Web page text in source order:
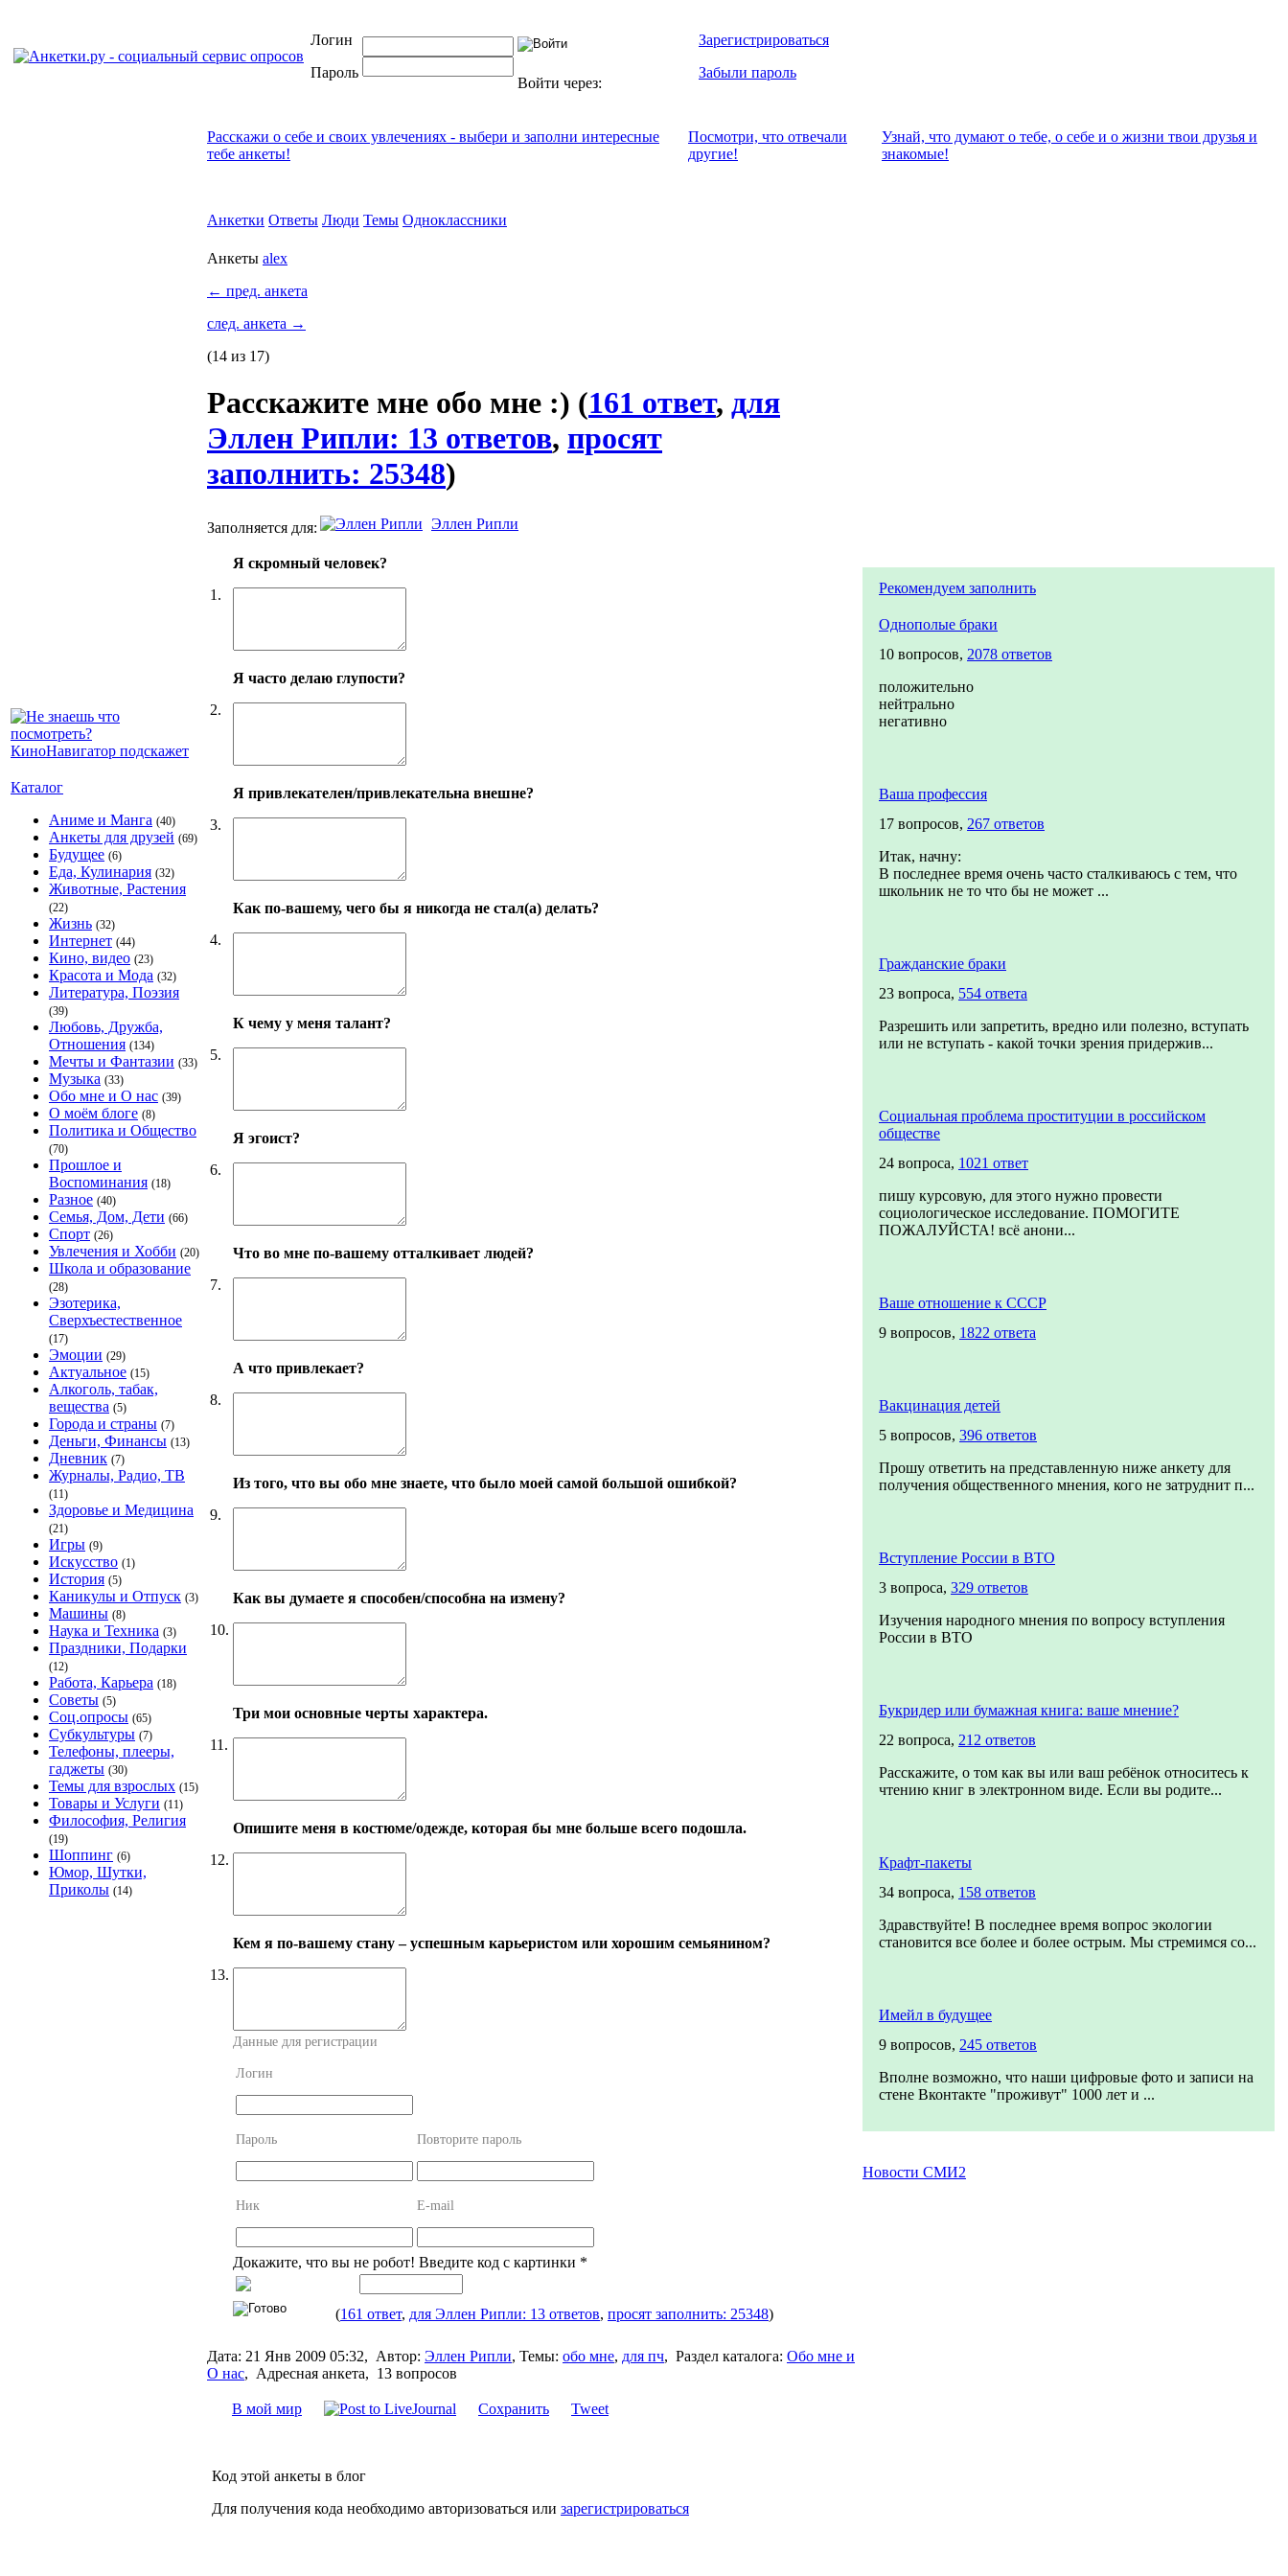
Логин
Пароль
Войти через:
Зарегистрироваться
Забыли пароль
Каталог
Аниме и Манга (40)
Анкеты для друзей (69)
Будущее (6)
Еда, Кулинария (32)
Животные, Растения
(22)
Жизнь (32)
Интернет (44)
Кино, видео (23)
Красота и Мода (32)
Литература, Поэзия
(39)
Любовь, Дружба,
Отношения (134)
Мечты и Фантазии (33)
Музыка (33)
Обо мне и О нас (39)
О моём блоге (8)
Политика и Общество
(70)
Прошлое и
Воспоминания (18)
Разное (40)
Семья, Дом, Дети (66)
Спорт (26)
Увлечения и Хобби (20)
Школа и образование
(28)
Эзотерика,
Сверхъестественное
(17)
Эмоции (29)
Актуальное (15)
Алкоголь, табак,
вещества (5)
Города и страны (7)
Деньги, Финансы (13)
Дневник (7)
Журналы, Радио, ТВ
(11)
Здоровье и Медицина
(21)
Игры (9)
Искусство (1)
История (5)
Каникулы и Отпуск (3)
Машины (8)
Наука и Техника (3)
Праздники, Подарки
(12)
Работа, Карьера (18)
Советы (5)
Соц.опросы (65)
Субкультуры (7)
Телефоны, плееры,
гаджеты (30)
Темы для взрослых (15)
Товары и Услуги (11)
Философия, Религия
(19)
Шоппинг (6)
Юмор, Шутки,
Приколы (14)
Расскажи о себе и своих увлечениях - выбери и заполни интересные
тебе анкеты!
Посмотри, что отвeчали
другие!
Узнай, что думают о тебе, о себе и о жизни твои друзья и
знакомые!
Анкетки Ответы Люди Темы Одноклассники
Анкеты alex
← пред. анкета
след. анкета →
(14 из 17)
Расскажите мне обо мне :) (161 ответ, для
Эллен Рипли: 13 ответов, просят
заполнить: 25348)
Заполняется для: Эллен Рипли
1.
Я скромный человек?
2.
Я часто делаю глупости?
3.
Я привлекателен/привлекательна внешне?
4.
Как по-вашему, чего бы я никогда не стал(а) делать?
5.
К чему у меня талант?
6.
Я эгоист?
7.
Что во мне по-вашему отталкивает людей?
8.
А что привлекает?
9.
Из того, что вы обо мне знаете, что было моей самой большой ошибкой?
10.
Как вы думаете я способен/способна на измену?
11.
Три мои основные черты характера.
12.
Опишите меня в костюме/одежде, которая бы мне больше всего подошла.
13.
Кем я по-вашему стану – успешным карьеристом или хорошим семьянином?
Данные для регистрации
Логин
Пароль Повторите пароль
Ник E-mail
Докажите, что вы не робот! Введите код с картинки *
(161 ответ, для Эллен Рипли: 13 ответов, просят заполнить: 25348)
Дата: 21 Янв 2009 05:32, Автор: Эллен Рипли, Темы: обо мне, для пч, Раздел каталога: Обо мне и
О нас, Адресная анкета, 13 вопросов
В мой мир Сохранить Tweet
Код этой анкеты в блог
Для получения кода необходимо авторизоваться или зарегистрироваться
Рекомендуем заполнить
Однополые браки
10 вопросов, 2078 ответов
положительно
нейтрально
негативно
Ваша профессия
17 вопросов, 267 ответов
Итак, начну:
В последнее время очень часто сталкиваюсь с тем, что
школьник не то что бы не может ...
Гражданские браки
23 вопроса, 554 ответа
Разрешить или запретить, вредно или полезно, вступать
или не вступать - какой точки зрения придержив...
Социальная проблема проституции в российском
обществе
24 вопроса, 1021 ответ
пишу курсовую, для этого нужно провести
социологическое исследование. ПОМОГИТЕ
ПОЖАЛУЙСТА! всё анони...
Ваше отношение к СССР
9 вопросов, 1822 ответа
Вакцинация детей
5 вопросов, 396 ответов
Прошу ответить на представленную ниже анкету для
получения общественного мнения, кого не затруднит п...
Вступление России в ВТО
3 вопроса, 329 ответов
Изучения народного мнения по вопросу вступления
России в ВТО
Букридер или бумажная книга: ваше мнение?
22 вопроса, 212 ответов
Расскажите, о том как вы или ваш ребёнок относитесь к
чтению книг в электронном виде. Если вы родите...
Крафт-пакеты
34 вопроса, 158 ответов
Здравствуйте! В последнее время вопрос экологии
становится все более и более острым. Мы стремимся со...
Имейл в будущее
9 вопросов, 245 ответов
Вполне возможно, что наши цифровые фото и записи на
стене Вконтакте "проживут" 1000 лет и ...
Новости СМИ2